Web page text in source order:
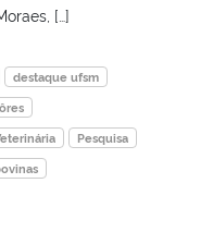
[…]
destaque ufsm
Pesquisa